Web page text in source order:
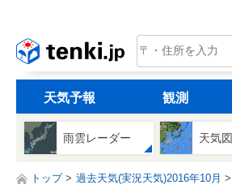
tenki.jp
天気予報 観測
雨雲レーダー 天気図
トップ 過去天気(実況天気)2016年10月